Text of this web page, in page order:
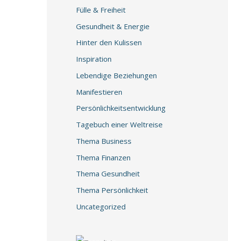
Fülle & Freiheit
Gesundheit & Energie
Hinter den Kulissen
Inspiration
Lebendige Beziehungen
Manifestieren
Persönlichkeitsentwicklung
Tagebuch einer Weltreise
Thema Business
Thema Finanzen
Thema Gesundheit
Thema Persönlichkeit
Uncategorized